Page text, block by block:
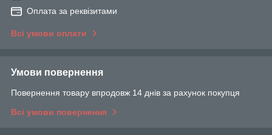
Оплата за реквізитами
Всі умови оплати
Умови повернення
Повернення товару впродовж 14 днів за рахунок покупця
Всі умови повернення